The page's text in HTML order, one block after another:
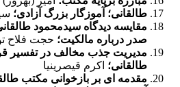
طالقانی؛ آموزگار بزرگ آزادی؛
صدر درباره مالکیت؛ حجت فلاح
مدیریت جذب مخالف در تفسیر
طالقانی؛ اکرم قیصری­نیا
مقدمه ‏ای بر بازخوانی مکتب